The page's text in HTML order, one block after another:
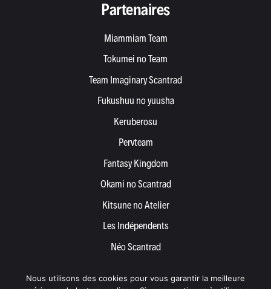
Partenaires
Miammiam Team
Tokumei no Team
Team Imaginary Scantrad
Fukushuu no yuusha
Keruberosu
Pervteam
Fantasy Kingdom
Okami no Scantrad
Kitsune no Atelier
Les Indépendents
Néo Scantrad
Nous utilisons des cookies pour vous garantir la meilleure